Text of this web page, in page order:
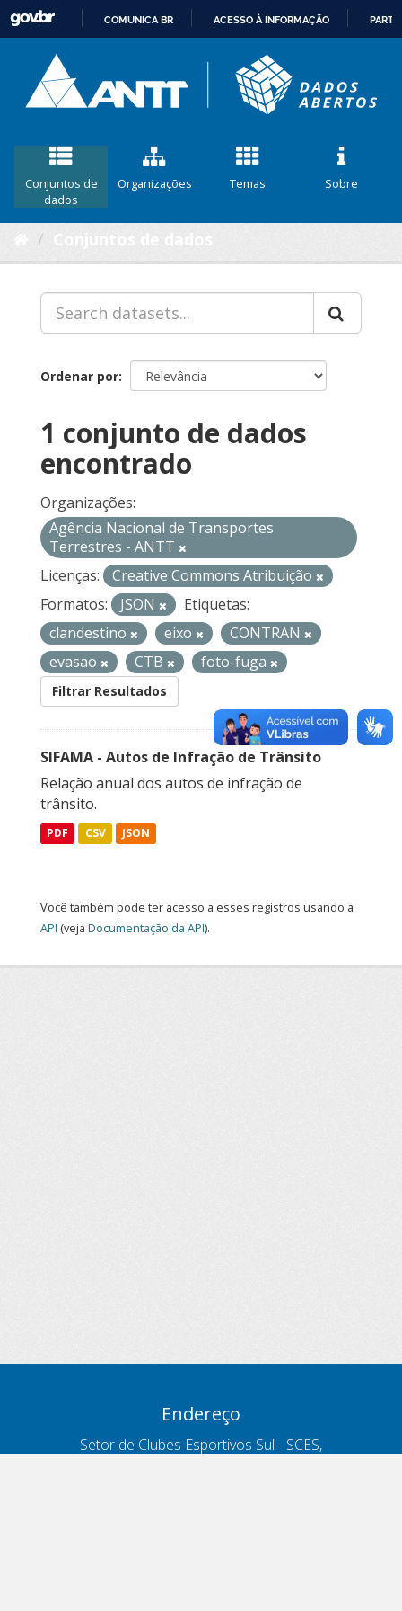
CONTEÚDO
COMUNICA BR ACESSO À INFORMAÇÃO
Conjuntos de
dados
Organizações Temas Sobre
Ordenar por
1 conjunto de dados
encontrado
Organizações:
Agência Nacional de Transportes
Terrestres - ANTT
Licenças:
Creative Commons Atribuição
Formatos:
JSON
Etiquetas:
clandestino
eixo
CONTRAN
evasao
CTB foto-fuga
Filtrar Resultados
SIFAMA - Autos de Infração de Trânsito
Relação anual dos autos de infração de
trânsito.
PDF CSV JSON
Você também pode ter acesso a esses registros usando a
API (veja Documentação da API).
Endereço
Setor de Clubes Esportivos Sul - SCES,